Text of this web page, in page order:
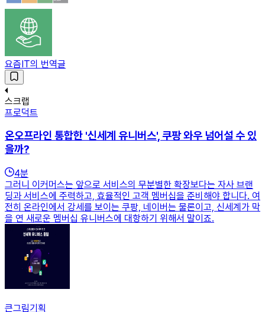
요즘IT의 번역글
스크랩
프로덕트
온오프라인 통합한 '신세계 유니버스', 쿠팡 와우 넘어설 수 있
을까?
4분
그러니 이커머스는 앞으로 서비스의 무분별한 확장보다는 자사 브랜
딩과 서비스에 주력하고, 효율적인 고객 멤버십을 준비해야 합니다. 여
전히 온라인에서 강세를 보이는 쿠팡, 네이버는 물론이고, 신세계가 막
을 연 새로운 멤버십 유니버스에 대항하기 위해서 말이죠.
큰그림기획